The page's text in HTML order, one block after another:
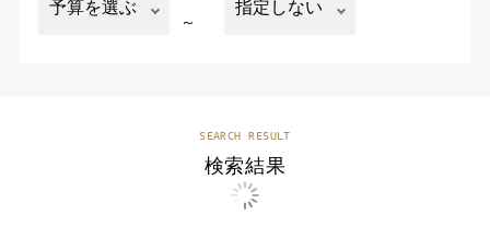
～
SEARCH RESULT
検索結果